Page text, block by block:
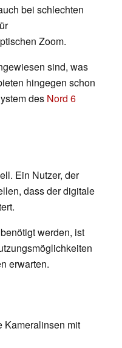
bei schlechten
Zoom.
sind, was
hingegen schon
des Nord 6
Ein Nutzer, der
dass der digitale
werden, ist
erwarten.
Kameralinsen mit